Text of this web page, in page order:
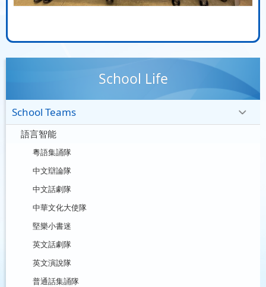
School Life
School Teams
語言智能
粵語集誦隊
中文辯論隊
中文話劇隊
中華文化大使隊
堅樂小書迷
英文話劇隊
英文演說隊
普通話集誦隊